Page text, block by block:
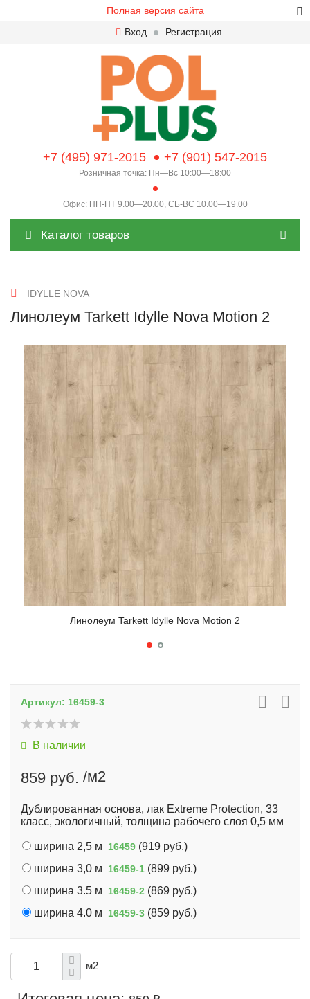
Полная версия сайта
Вход
Регистрация
+7 (495) 971-2015 +7 (901) 547-2015
Розничная точка: Пн—Вс 10:00—18:00
Офис: ПН-ПТ 9.00—20.00, СБ-ВС 10.00—19.00
Каталог товаров
IDYLLE NOVA
Линолеум Tarkett Idylle Nova Motion 2
Линолеум Tarkett Idylle Nova Motion 2
Артикул: 16459-3
В наличии
859 руб. /м2
Дублированная основа, лак Extreme Protection, 33
класс, экологичный, толщина рабочего слоя 0,5 мм
ширина 2,5 м 16459 (919 руб.)
ширина 3,0 м
16459-1 (899 руб.)
ширина 3.5 м
16459-2 (869 руб.)
ширина 4.0 м
16459-3 (859 руб.)
м2